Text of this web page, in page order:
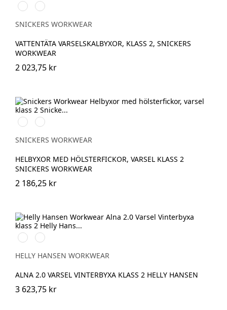
High
vis
yellow\Black
High
vis
orange\Black
SNICKERS WORKWEAR
VATTENTÄTA VARSELSKALBYXOR, KLASS 2, SNICKERS
WORKWEAR
2 023,75 kr
High
vis
orange
High
vis
yellow
SNICKERS WORKWEAR
HELBYXOR MED HÖLSTERFICKOR, VARSEL KLASS 2
SNICKERS WORKWEAR
2 186,25 kr
369
YELLOW/EBONY
269
ORANGE/EBONY
HELLY HANSEN WORKWEAR
ALNA 2.0 VARSEL VINTERBYXA KLASS 2 HELLY HANSEN
3 623,75 kr